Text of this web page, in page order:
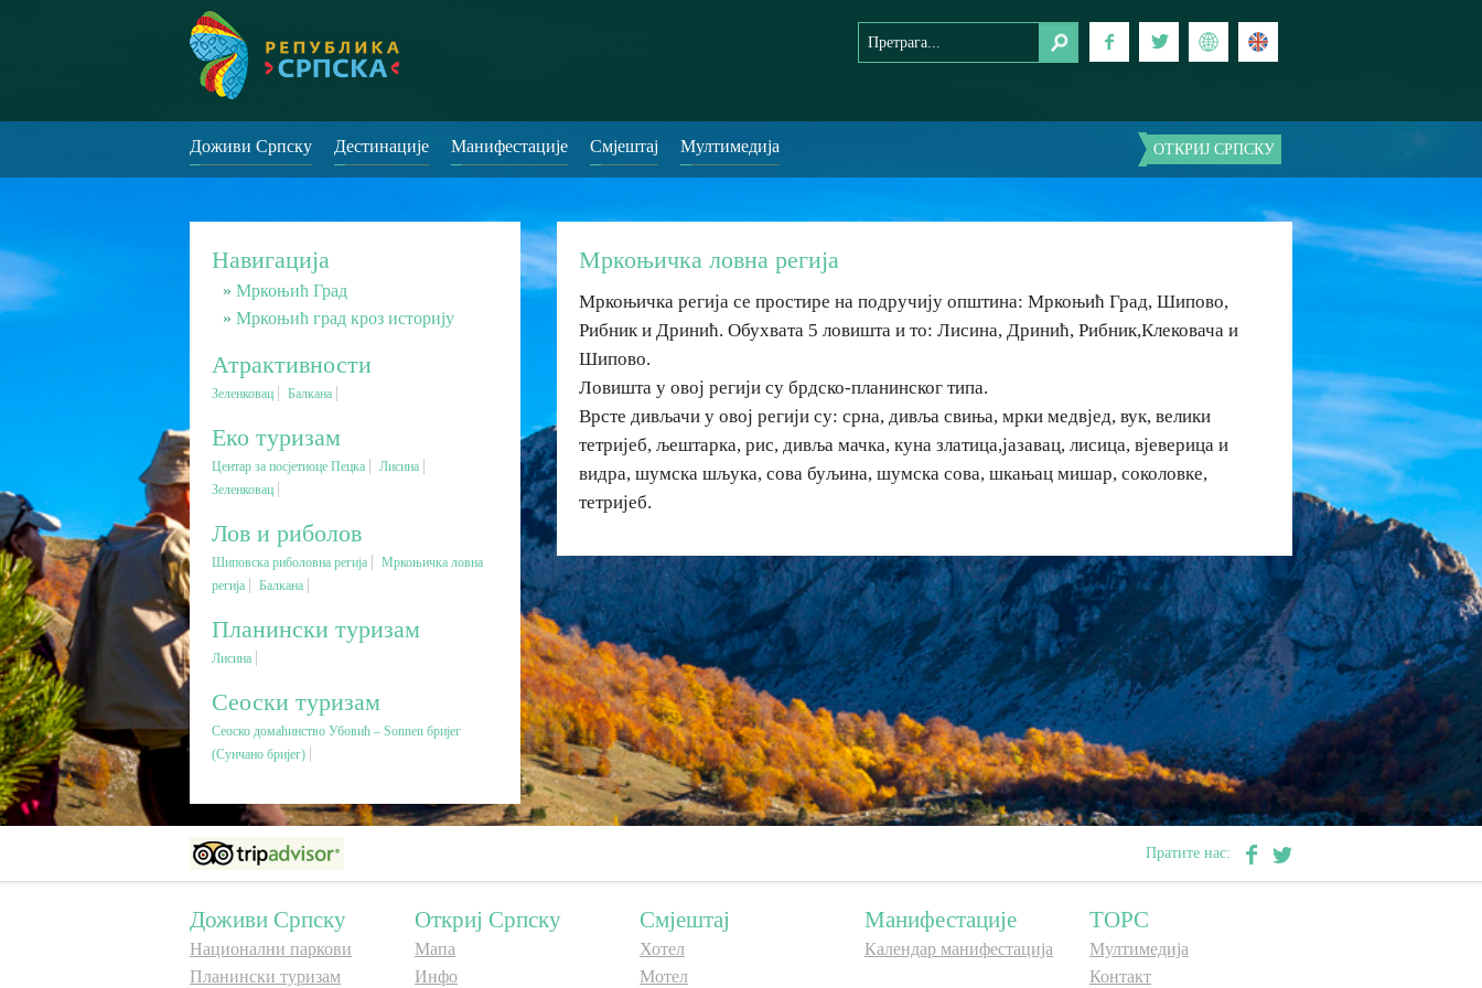
Доживи Српску Дестинације Манифестације Смјештај Мултимедија ОТКРИЈ СРПСКУ
Навигација
Мркоњић Град
Mркоњић град кроз историју
Атрактивности
Зеленковац Балкана
Еко туризам
Центар за посјетиоце Пецка
Лисина
Зеленковац
Лов и риболов
Шиповска риболовна регија
Мркоњичка ловна
регија
Балкана
Планински туризам
Лисина
Сеоски туризам
Сеоско домаћинство Убовић – Sonnen бријег
(Сунчано бријег)
Мркоњичка ловна регија
Мркоњичка регија се простире на подручију општина: Мркоњић Град, Шипово,
Рибник и Дринић. Обухвата 5 ловишта и то: Лисина, Дринић, Рибник,Клековача и
Шипово.
Ловишта у овој регији су брдско-планинског типа.
Врсте дивљачи у овој регији су: срна, дивља свиња, мрки медвјед, вук, велики
тетријеб, љештарка, рис, дивља мачка, куна златица,јазавац, лисица, вјеверица и
видра, шумска шљука, сова буљина, шумска сова, шкањац мишар, соколовке,
тетријеб.
Пратите нас:
Доживи Српску
Национални паркови
Планински туризам
Откриј Српску
Мапа
Инфо
Смјештај
Хотел
Мотел
Манифестације
Календар манифестација
ТОРС
Мултимедија
Контакт